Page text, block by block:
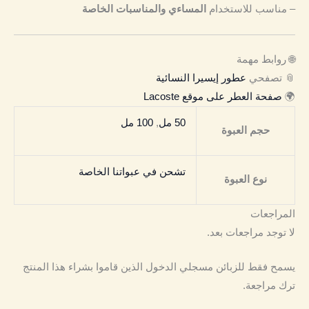
– مناسب للاستخدام المساءي والمناسبات الخاصة
🌐 روابط مهمة
📎 تصفحي عطور إيسيرا النسائية
🌍 صفحة العطر على موقع Lacoste
حجم العبوة
50 مل , 100 مل
نوع العبوة
تشحن في عبواتنا الخاصة
المراجعات
لا توجد مراجعات بعد.
يسمح فقط للزبائن مسجلي الدخول الذين قاموا بشراء هذا المنتج
ترك مراجعة.